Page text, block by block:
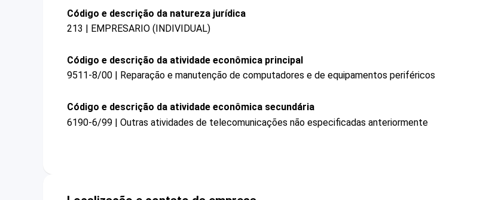
Código e descrição da natureza jurídica
213 | EMPRESARIO (INDIVIDUAL)
Código e descrição da atividade econômica principal
9511-8/00 | Reparação e manutenção de computadores e de equipamentos periféricos
Código e descrição da atividade econômica secundária
6190-6/99 | Outras atividades de telecomunicações não especificadas anteriormente